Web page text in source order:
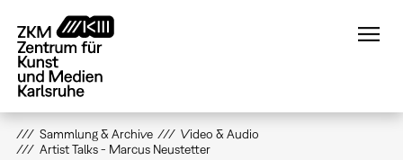
zum
Inhalt
Sammlung & Archive
Video & Audio
Artist Talks - Marcus Neustetter